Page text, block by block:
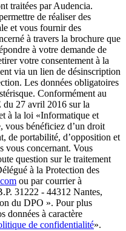
traitées par Audencia.
de réaliser des
et vous fournir des
à travers la brochure que
à votre demande de
votre consentement à la
via un lien de désinscription
Les données obligatoires
Conformément au
du 27 avril 2016 sur la
à la loi «Informatique et
vous bénéficiez d’un droit
de portabilité, d’opposition et
vous concernant. Vous
question sur le traitement
à la Protection des
ou par courrier à
31222 - 44312 Nantes,
du DPO ». Pour plus
données à caractère
de confidentialité».